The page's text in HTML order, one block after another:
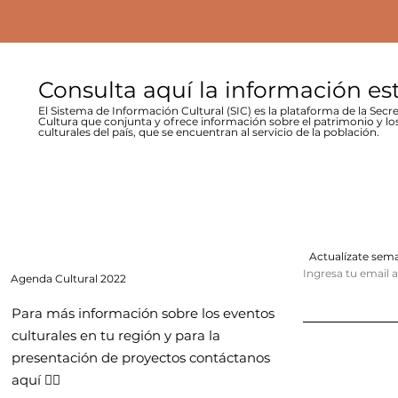
Consulta aquí la información
El Sistema de Información Cultural (SIC) es la plataforma de la
Cultura que conjunta y ofrece información sobre el patrimonio y
culturales del país, que se encuentran al servicio de la población.
Agenda Cultural 2022
Para más información sobre los eventos
culturales en tu región y para la
presentación de proyectos contáctanos
aquí 👇🏻
Actualízate
Ingresa tu email